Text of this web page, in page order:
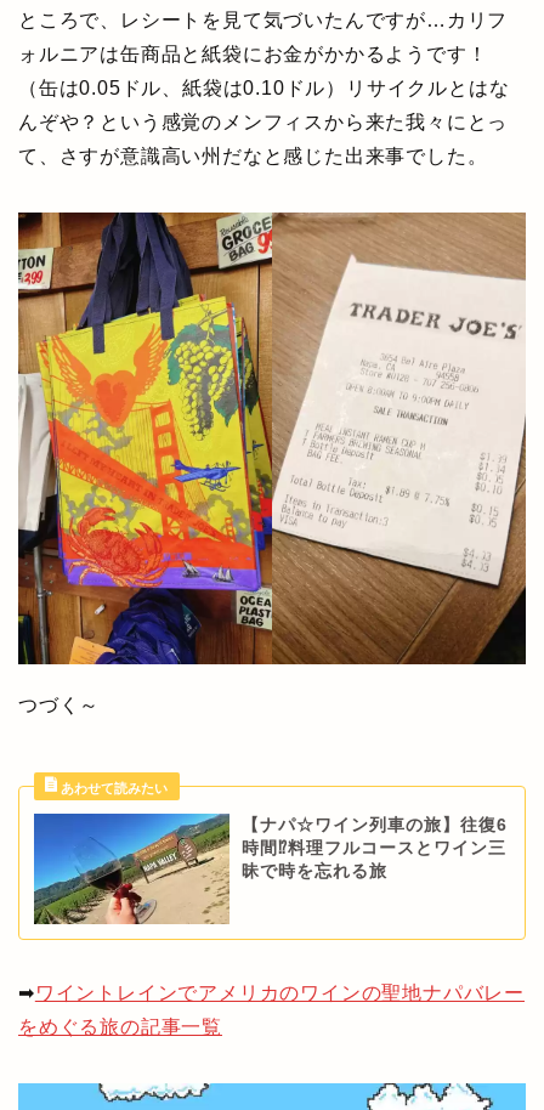
ところで、レシートを見て気づいたんですが…カリフ
ォルニアは缶商品と紙袋にお金がかかるようです！
（缶は0.05ドル、紙袋は0.10ドル）リサイクルとはな
んぞや？という感覚のメンフィスから来た我々にとっ
て、さすが意識高い州だなと感じた出来事でした。
つづく～
【ナパ☆ワイン列車の旅】往復6
時間⁉料理フルコースとワイン三
昧で時を忘れる旅
➡ワイントレインでアメリカのワインの聖地ナパバレー
をめぐる旅の記事一覧